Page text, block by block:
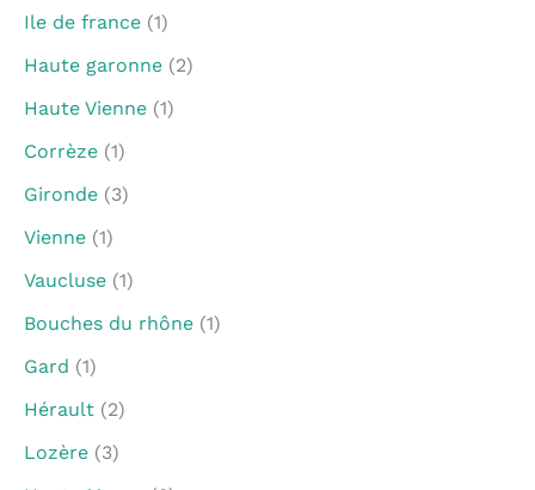
Ile de france (1)
Haute garonne (2)
Haute Vienne (1)
Corrèze (1)
Gironde (3)
Vienne (1)
Vaucluse (1)
Bouches du rhône (1)
Gard (1)
Hérault (2)
Lozère (3)